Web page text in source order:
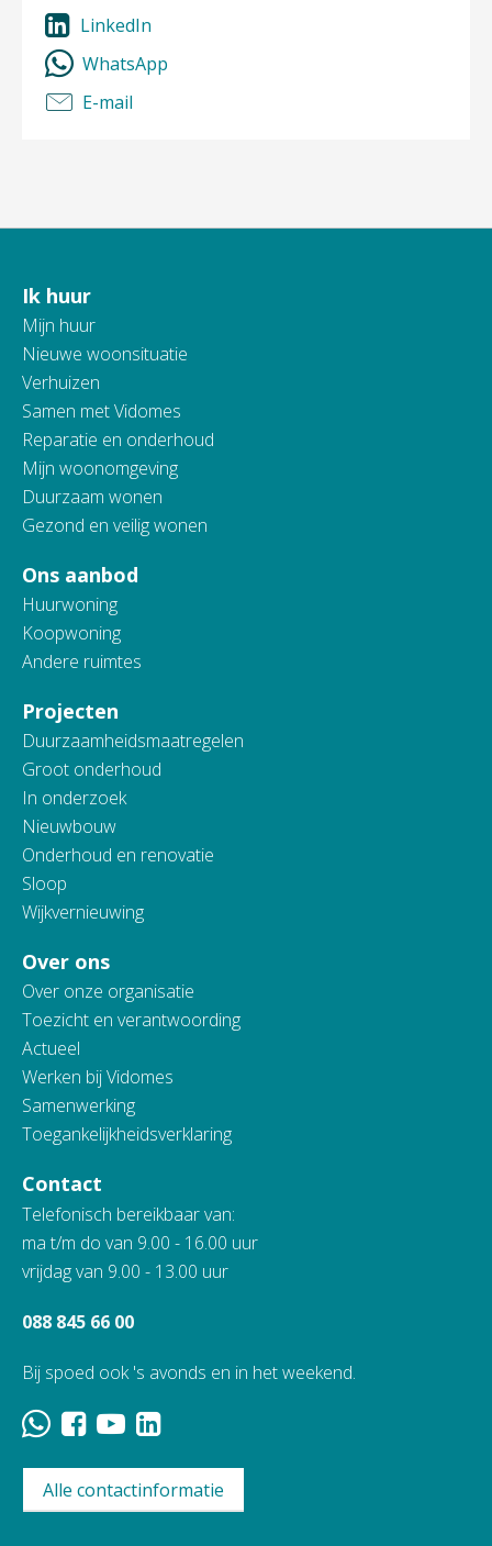
LinkedIn
WhatsApp
E-mail
Contactinformatie
Ik huur
Mijn huur
Nieuwe woonsituatie
Verhuizen
Samen met Vidomes
Reparatie en onderhoud
Mijn woonomgeving
Duurzaam wonen
Gezond en veilig wonen
Ons aanbod
Huurwoning
Koopwoning
Andere ruimtes
Projecten
Duurzaamheidsmaatregelen
Groot onderhoud
In onderzoek
Nieuwbouw
Onderhoud en renovatie
Sloop
Wijkvernieuwing
Over ons
Over onze organisatie
Toezicht en verantwoording
Actueel
Werken bij Vidomes
Samenwerking
Toegankelijkheidsverklaring
Contact
Telefonisch bereikbaar van:
ma t/m do van 9.00 - 16.00 uur
vrijdag van 9.00 - 13.00 uur
088 845 66 00
Bij spoed ook 's avonds en in het weekend.
Alle contactinformatie